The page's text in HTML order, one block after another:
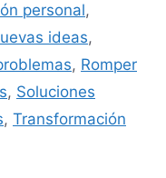
personal,
ideas,
, Romper
, Soluciones
, Transformación